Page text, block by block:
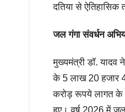
दतिया से ऐतिहासिक
जल गंगा संवर्धन
मुख्यमंत्री डॉ. यादव
के 5 लाख 20 हजार
करोड़ रूपये लागत के
हुए। वर्ष 2026 में